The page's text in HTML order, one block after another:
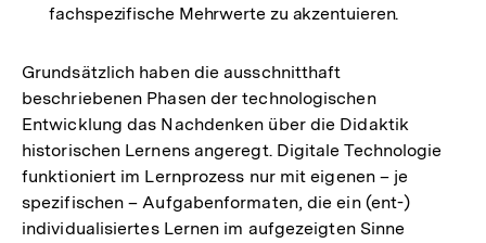
fachspezifische Mehrwerte zu akzentuieren.
Grundsätzlich haben die ausschnitthaft
beschriebenen Phasen der technologischen
Entwicklung das Nachdenken über die Didaktik
historischen Lernens angeregt. Digitale Technologie
funktioniert im Lernprozess nur mit eigenen – je
spezifischen – Aufgabenformaten, die ein (ent-)
individualisiertes Lernen im aufgezeigten Sinne